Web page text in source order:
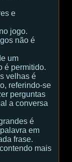
e
jogo.
não é
um
é permitido.
velhas é
referindo-se
perguntas
a conversa
é
em
frase.
mais